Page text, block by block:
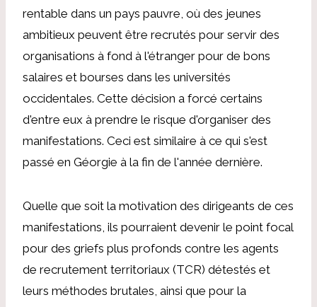
rentable dans un pays pauvre, où des jeunes
ambitieux peuvent être recrutés pour servir des
organisations à fond à l'étranger pour de bons
salaires et bourses dans les universités
occidentales. Cette décision a forcé certains
d'entre eux à prendre le risque d'organiser des
manifestations. Ceci est similaire à ce qui s'est
passé en Géorgie à la fin de l'année dernière.
Quelle que soit la motivation des dirigeants de ces
manifestations, ils pourraient devenir le point focal
pour des griefs plus profonds contre les agents
de recrutement territoriaux (TCR) détestés et
leurs méthodes brutales, ainsi que pour la